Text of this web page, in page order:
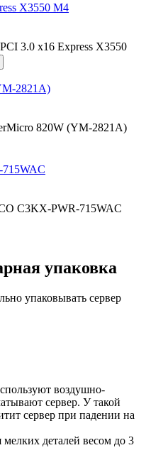
X3550 M4
3.0 x16 Express X3550
2821A)
820W (YM-2821A)
C3KX-PWR-715WAC
упаковка
упаковывать сервер
воздушно-
сервер. У такой
сервер при падении на
деталей весом до 3